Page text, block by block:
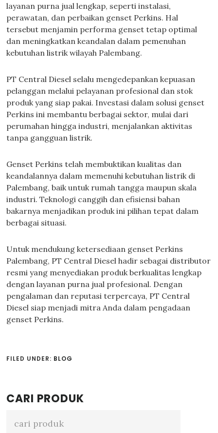
layanan purna jual lengkap, seperti instalasi,
perawatan, dan perbaikan genset Perkins. Hal
tersebut menjamin performa genset tetap optimal
dan meningkatkan keandalan dalam pemenuhan
kebutuhan listrik wilayah Palembang.
PT Central Diesel selalu mengedepankan kepuasan
pelanggan melalui pelayanan profesional dan stok
produk yang siap pakai. Investasi dalam solusi genset
Perkins ini membantu berbagai sektor, mulai dari
perumahan hingga industri, menjalankan aktivitas
tanpa gangguan listrik.
Genset Perkins telah membuktikan kualitas dan
keandalannya dalam memenuhi kebutuhan listrik di
Palembang, baik untuk rumah tangga maupun skala
industri. Teknologi canggih dan efisiensi bahan
bakarnya menjadikan produk ini pilihan tepat dalam
berbagai situasi.
Untuk mendukung ketersediaan genset Perkins
Palembang, PT Central Diesel hadir sebagai distributor
resmi yang menyediakan produk berkualitas lengkap
dengan layanan purna jual profesional. Dengan
pengalaman dan reputasi terpercaya, PT Central
Diesel siap menjadi mitra Anda dalam pengadaan
genset Perkins.
FILED UNDER: BLOG
Primary
Sidebar
CARI PRODUK